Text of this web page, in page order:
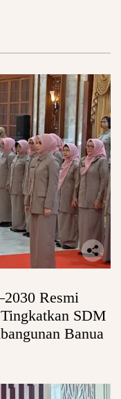
Resmi
SDM
Banua